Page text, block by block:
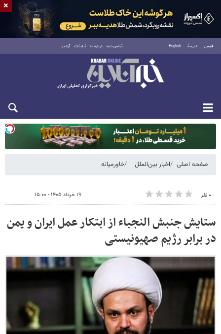
فارسی العربية English تماس با ما درباره ما تبلیغات آرشیو
دوشنبه ۱۹ مرداد ۱۴۰۵
صفحه اصلی اخبار بین‌الملل خاورمیانه
۰ نفر ۱۹ خرداد ۱۴۰۵ - ۱۵:۰۰
ستایش جنبش النجباء از ابتکار عمل ایران و یمن
در برابر رژیم صهیونیستی
×